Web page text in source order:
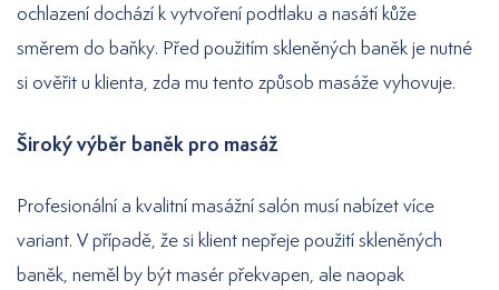
ochlazení dochází k vytvoření podtlaku a nasátí kůže
směrem do baňky. Před použitím skleněných baněk je nutné
si ověřit u klienta, zda mu tento způsob masáže vyhovuje.
Široký výběr baněk pro masáž
Profesionální a kvalitní masážní salón musí nabízet více
variant. V případě, že si klient nepřeje použití skleněných
baněk, neměl by být masér překvapen, ale naopak